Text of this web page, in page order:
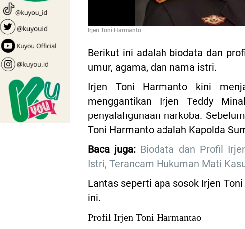
Irjen Toni Harmanto
Berikut ini adalah biodata dan
umur, agama, dan nama istri.
Irjen Toni Harmanto kini
menggantikan Irjen Teddy
penyalahgunaan narkoba.
Toni Harmanto adalah Kapolda
Baca juga: Biodata dan Profil
Istri, Terancam Hukuman Mati
Lantas seperti apa sosok Irjen
ini.
Profil Irjen Toni Harmantao